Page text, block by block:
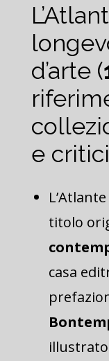
d’arte (
e
titolo
casa